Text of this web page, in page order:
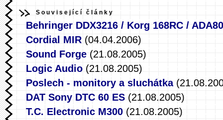
Související články
Behringer DDX3216 / Korg 168RC /
Cordial MIR (04.04.2006)
Sound Forge (21.08.2005)
Logic Audio (21.08.2005)
Poslech - monitory a sluchátka
DAT Sony DTC 60 ES (21.08.2005)
T.C. Electronic M300 (21.08.2005)